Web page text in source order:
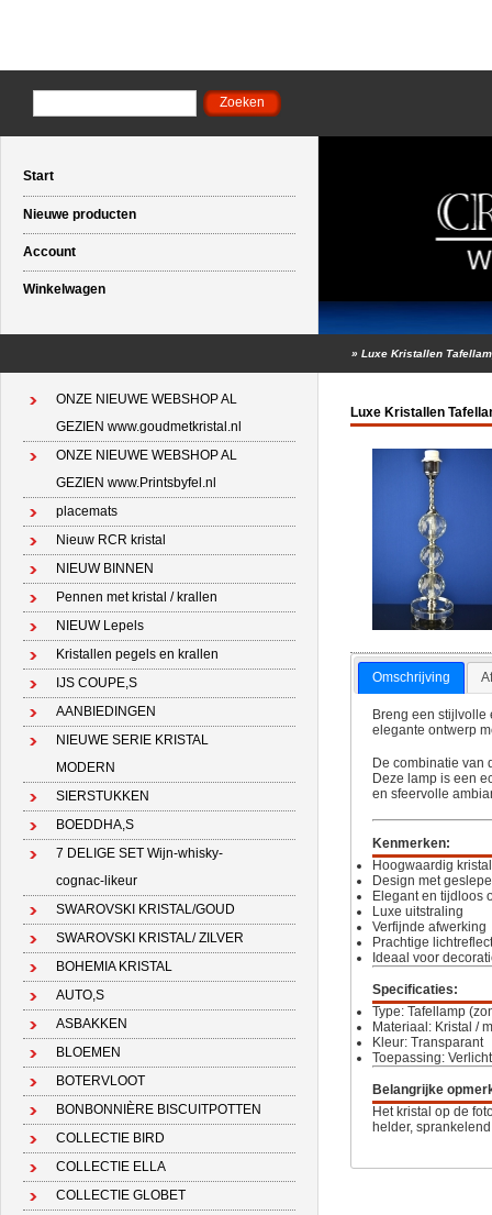
Start
Nieuwe producten
Account
Winkelwagen
» Luxe Kristallen
ONZE NIEUWE WEBSHOP AL
GEZIEN www.goudmetkristal.nl
ONZE NIEUWE WEBSHOP AL
GEZIEN www.Printsbyfel.nl
placemats
Nieuw RCR kristal
NIEUW BINNEN
Pennen met kristal / krallen
NIEUW Lepels
Kristallen pegels en krallen
IJS COUPE,S
AANBIEDINGEN
NIEUWE SERIE KRISTAL
MODERN
SIERSTUKKEN
BOEDDHA,S
7 DELIGE SET Wijn-whisky-
cognac-likeur
SWAROVSKI KRISTAL/GOUD
SWAROVSKI KRISTAL/ ZILVER
BOHEMIA KRISTAL
AUTO,S
ASBAKKEN
BLOEMEN
BOTERVLOOT
BONBONNIÈRE BISCUITPOTTEN
COLLECTIE BIRD
COLLECTIE ELLA
COLLECTIE GLOBET
Luxe Kristallen
Omschrijving
Breng een stijlvolle
elegante ontwerp
De combinatie van
Deze lamp is een
en sfeervolle
Kenmerken:
Hoogwaardig kristal
Design met
Elegant en tijdloos
Luxe uitstraling
Verfijnde afwerking
Prachtige
Ideaal voor
Specificaties:
Type: Tafellamp
Materiaal: Kristal /
Kleur: Transparant
Toepassing:
Belangrijke
Het kristal op de
helder,